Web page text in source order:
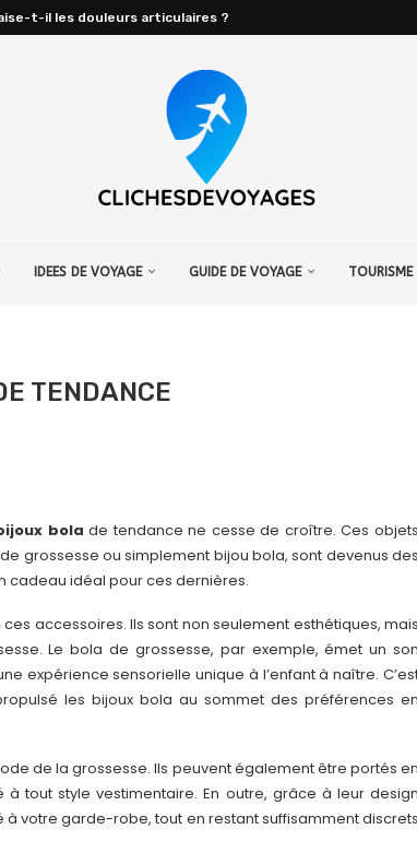
t-il les douleurs articulaires ?
IDEES DE VOYAGE GUIDE DE VOYAGE TOURISME
TENDANCE
bola de tendance ne cesse de croître. Ces objets
grossesse ou simplement bijou bola, sont devenus des
cadeau idéal pour ces dernières.
accessoires. Ils sont non seulement esthétiques, mais
Le bola de grossesse, par exemple, émet un son
expérience sensorielle unique à l’enfant à naître.
les bijoux bola au sommet des préférences en
de la grossesse. Ils peuvent également être portés en
tout style vestimentaire. En outre, grâce à leur design
votre garde-robe, tout en restant suffisamment discrets